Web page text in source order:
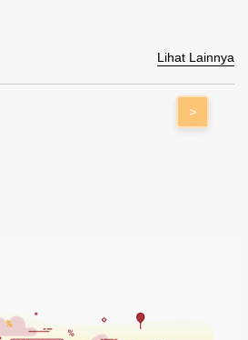
Lihat Lainnya
>